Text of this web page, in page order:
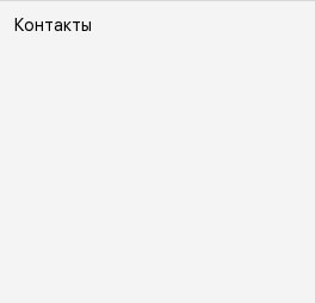
Контакты